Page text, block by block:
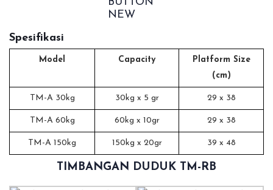
Spesifikasi
Model Capacity
Platform Size
(cm)
TM-A 30kg 30kg x 5 gr 29 x 38
TM-A 60kg 60kg x 10gr 29 x 38
TM-A 150kg 150kg x 20gr 39 x 48
TIMBANGAN DUDUK TM-RB